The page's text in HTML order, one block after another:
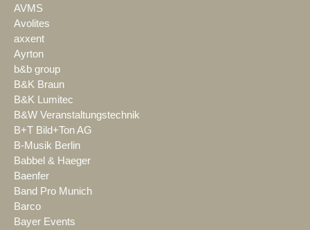
AVMS
Avolites
axxent
Ayrton
b&b group
B&K Braun
B&K Lumitec
B&W Veranstaltungstechnik
B+T Bild+Ton AG
B-Musik Berlin
Babbel & Haeger
Baenfer
Band Pro Munich
Barco
Bayer Events